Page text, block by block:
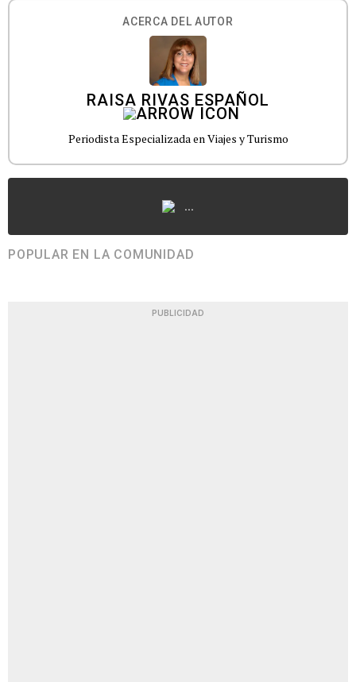
ACERCA DEL AUTOR
RAISA RIVAS ESPAÑOL
Periodista Especializada en Viajes y Turismo
...
POPULAR EN LA COMUNIDAD
PUBLICIDAD